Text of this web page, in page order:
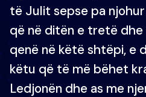
të Julit sepse pa
që në ditën e tretë
qenë në këtë shtëpi, e
këtu që të më bëhet
Ledjonën dhe as me